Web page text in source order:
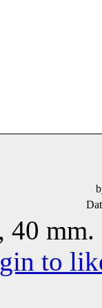
40 mm.
to